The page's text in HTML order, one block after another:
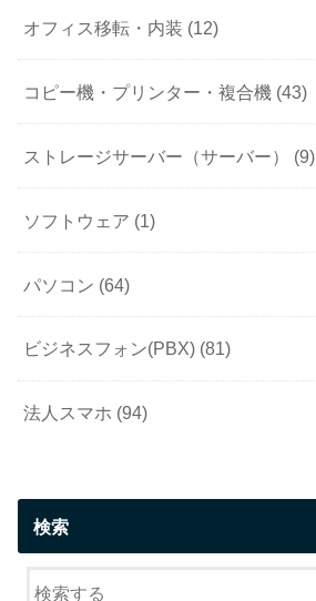
オフィス移転・内装 (12)
コピー機・プリンター・複合機 (43)
ストレージサーバー（サーバー） (9)
ソフトウェア (1)
パソコン (64)
ビジネスフォン(PBX) (81)
法人スマホ (94)
検索